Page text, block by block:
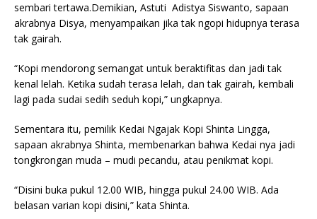
sembari tertawa.Demikian, Astuti Adistya Siswanto, sapaan
akrabnya Disya, menyampaikan jika tak ngopi hidupnya terasa
tak gairah.
“Kopi mendorong semangat untuk beraktifitas dan jadi tak
kenal lelah. Ketika sudah terasa lelah, dan tak gairah, kembali
lagi pada sudai sedih seduh kopi,” ungkapnya.
Sementara itu, pemilik Kedai Ngajak Kopi Shinta Lingga,
sapaan akrabnya Shinta, membenarkan bahwa Kedai nya jadi
tongkrongan muda – mudi pecandu, atau penikmat kopi.
“Disini buka pukul 12.00 WIB, hingga pukul 24.00 WIB. Ada
belasan varian kopi disini,” kata Shinta.